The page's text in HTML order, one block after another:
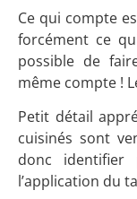
Ce qui compte
forcément ce
possible de
même compte !
Petit détail
cuisinés sont
donc identifier
l’application du